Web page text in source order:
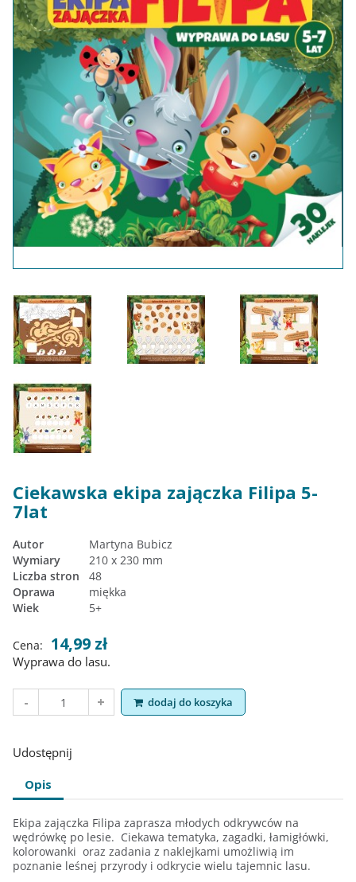
Ciekawska ekipa zajączka Filipa 5-
7lat
Autor
Martyna Bubicz
Wymiary
210 x 230 mm
Liczba stron
48
Oprawa
miękka
Wiek
5+
Cena: 14,99 zł
Wyprawa do lasu.
dodaj do koszyka
Udostępnij
Opis
Ekipa zajączka Filipa zaprasza młodych odkrywców na
wędrówkę po lesie. Ciekawa tematyka, zagadki, łamigłówki,
kolorowanki oraz zadania z naklejkami umożliwią im
poznanie leśnej przyrody i odkrycie wielu tajemnic lasu.